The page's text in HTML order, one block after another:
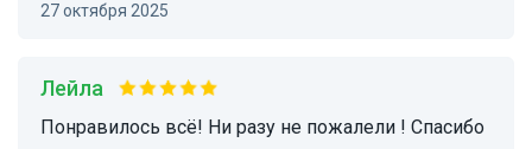
27 октября 2025
Лейла
Понравилось всё! Ни разу не пожалели ! Спасибо